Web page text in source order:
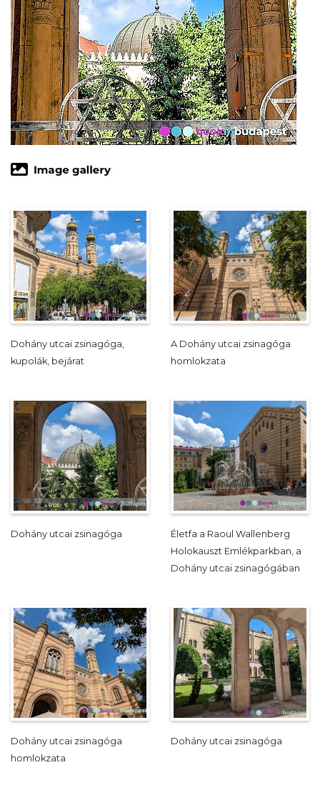
Dohány utcai zsinagóga,
kupolák, bejárat
A Dohány utcai zsinagóga
homlokzata
Dohány utcai zsinagóga
Életfa a Raoul Wallenberg
Holokauszt Emlékparkban, a
Dohány utcai zsinagógában
Dohány utcai zsinagóga
homlokzata
Dohány utcai zsinagóga